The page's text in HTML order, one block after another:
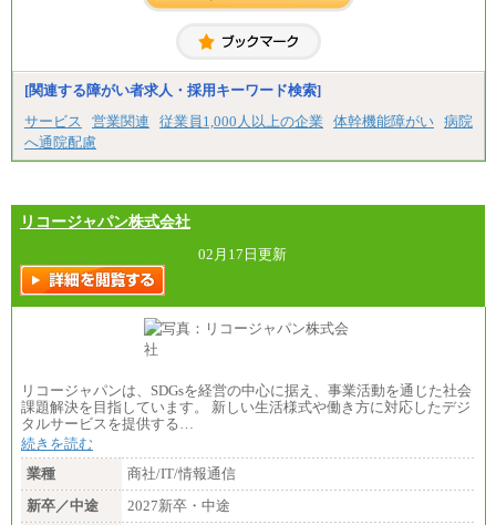
[関連する障がい者求人・採用キーワード検索]
サービス
営業関連 従業員1,000人以上の企業 体幹機能障がい 病院
へ通院配慮
リコージャパン株式会社
02月17日更新
リコージャパンは、SDGsを経営の中心に据え、事業活動を通じた社会
課題解決を目指しています。 新しい生活様式や働き方に対応したデジ
タルサービスを提供する…
続きを読む
業種
商社/IT/情報通信
新卒／中途
2027新卒・中途